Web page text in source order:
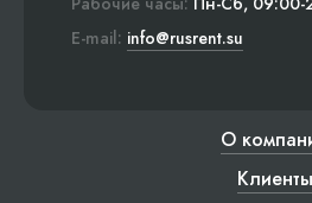
E-mail: info@rusrent.su
О
Клиенты